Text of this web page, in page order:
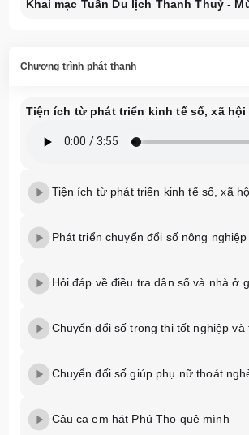
Khai mạc Tuần Du lịch Thanh Thuỷ -
Chương trình phát thanh
Tiện ích từ phát triển kinh tế số, xã hội
Tiện ích từ phát triển kinh tế số, xã
Phát triển chuyển đổi số nông nghiệp
Hỏi đáp về điều tra dân số và nhà ở
Chuyển đổi số trong thi tốt nghiệp và
Chuyển đối số giúp phụ nữ thoát
Câu ca em hát Phú Thọ quê mình